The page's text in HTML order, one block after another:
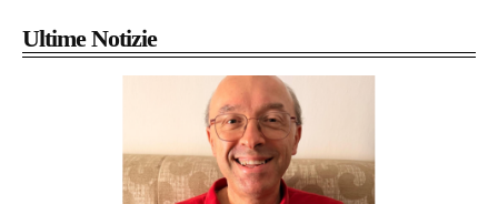
Ultime Notizie